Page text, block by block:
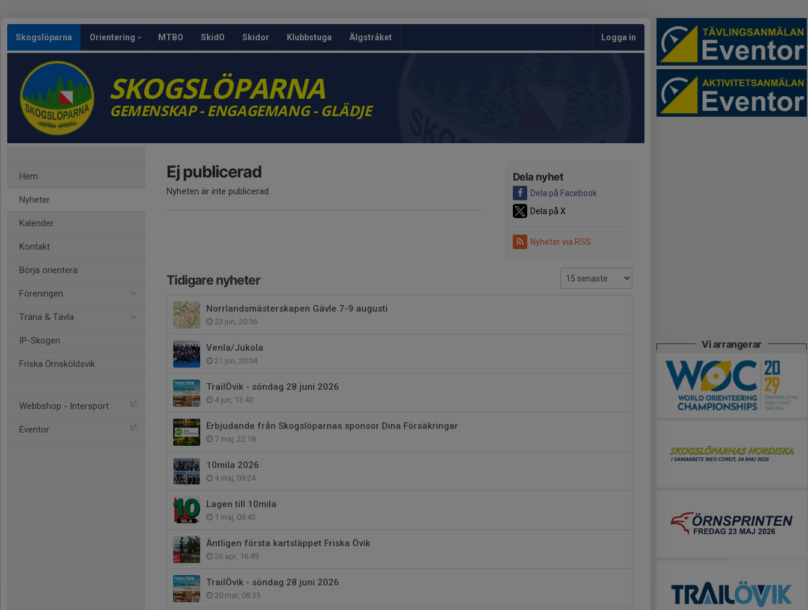
Skogslöparna Orientering MTBO SkidO Skidor Klubbstuga Älgstråket Logga in
SKOGSLÖPARNA
GEMENSKAP - ENGAGEMANG - GLÄDJE
Hem
Nyheter
Kalender
Kontakt
Börja orientera
Föreningen
Träna & Tävla
IP-Skogen
Friska Örnsköldsvik
Webbshop - Intersport
Eventor
Dela nyhet
Dela på Facebook
Dela på X
Nyheter via RSS
Ej publicerad
Nyheten är inte publicerad
Tidigare nyheter
Norrlandsmästerskapen Gävle 7-9 augusti
23 jun, 20:56
Venla/Jukola
21 jun, 20:04
TrailÖvik - söndag 28 juni 2026
4 jun, 13:40
Erbjudande från Skogslöparnas sponsor Dina Försäkringar
7 maj, 22:18
10mila 2026
4 maj, 09:24
Lagen till 10mila
1 maj, 09:43
Äntligen första kartsläppet Friska Övik
26 apr, 16:49
TrailÖvik - söndag 28 juni 2026
30 mar, 08:35
Vi arrangerar